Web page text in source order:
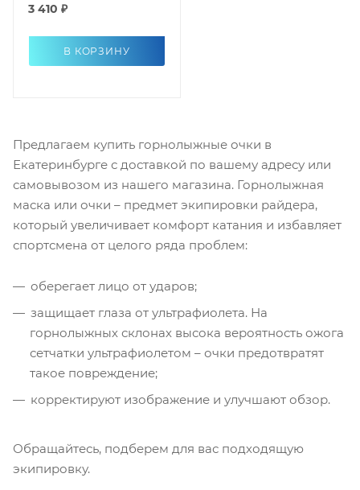
3 410 ₽
В КОРЗИНУ
Предлагаем купить горнолыжные очки в
Екатеринбурге с доставкой по вашему адресу или
самовывозом из нашего магазина. Горнолыжная
маска или очки – предмет экипировки райдера,
который увеличивает комфорт катания и избавляет
спортсмена от целого ряда проблем:
оберегает лицо от ударов;
защищает глаза от ультрафиолета. На
горнолыжных склонах высока вероятность ожога
сетчатки ультрафиолетом – очки предотвратят
такое повреждение;
корректируют изображение и улучшают обзор.
Обращайтесь, подберем для вас подходящую
экипировку.